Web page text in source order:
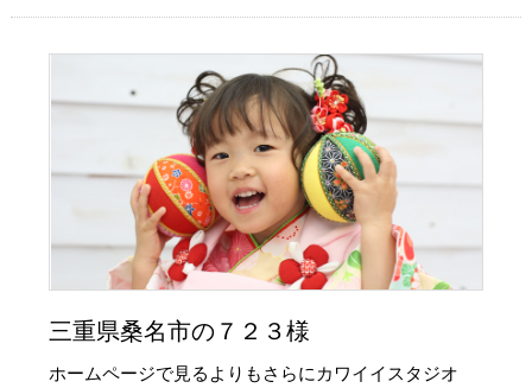
三重県桑名市の７２３様
ホームページで見るよりもさらにカワイイスタジオ